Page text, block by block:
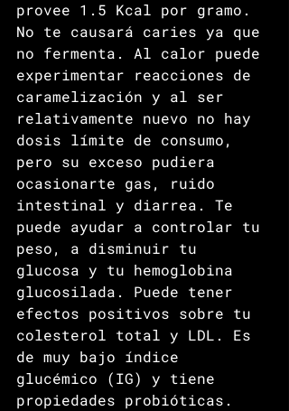
provee 1.5 Kcal por gramo.
No te causará caries ya que
no fermenta. Al calor puede
experimentar reacciones de
caramelización y al ser
relativamente nuevo no hay
dosis límite de consumo,
pero su exceso pudiera
ocasionarte gas, ruido
intestinal y diarrea. Te
puede ayudar a controlar tu
peso, a disminuir tu
glucosa y tu hemoglobina
glucosilada. Puede tener
efectos positivos sobre tu
colesterol total y LDL. Es
de muy bajo índice
glucémico (IG) y tiene
propiedades probióticas.